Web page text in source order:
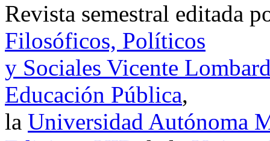
Revista semestral editada
Filosóficos, Políticos
y Sociales Vicente
Educación Pública,
la Universidad Autónoma